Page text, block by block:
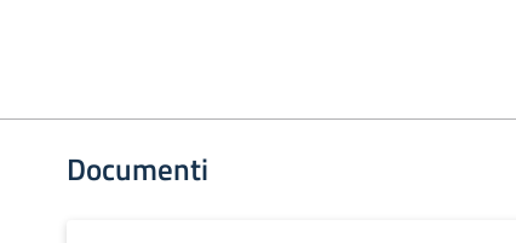
Documenti